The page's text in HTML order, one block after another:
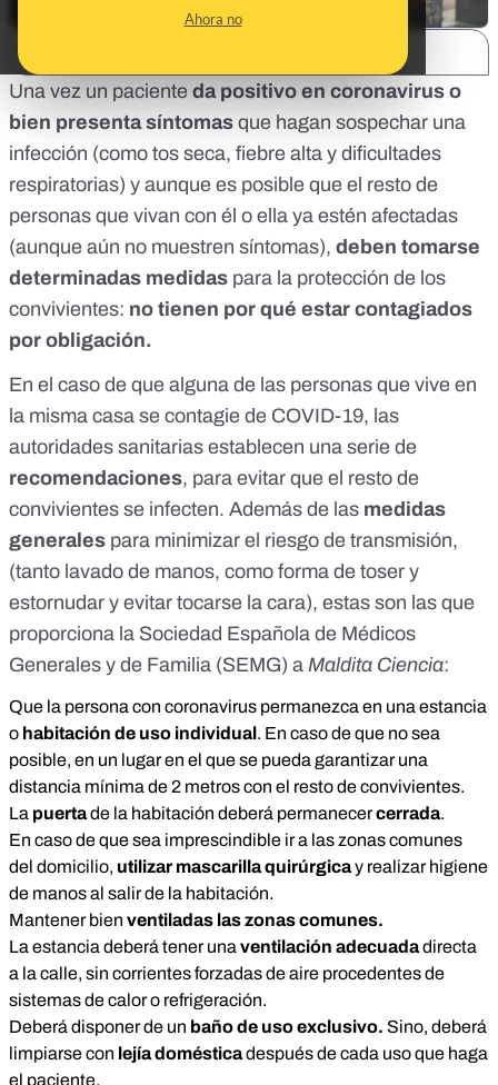
Ahora no
Una vez un paciente da positivo en coronavirus o
bien presenta síntomas que hagan sospechar una
infección (como tos seca, fiebre alta y dificultades
respiratorias) y aunque es posible que el resto de
personas que vivan con él o ella ya estén afectadas
(aunque aún no muestren síntomas), deben tomarse
determinadas medidas para la protección de los
convivientes: no tienen por qué estar contagiados
por obligación.
En el caso de que alguna de las personas que vive en
la misma casa se contagie de COVID-19, las
autoridades sanitarias establecen una serie de
recomendaciones, para evitar que el resto de
convivientes se infecten. Además de las medidas
generales para minimizar el riesgo de transmisión,
(tanto lavado de manos, como forma de toser y
estornudar y evitar tocarse la cara), estas son las que
proporciona la Sociedad Española de Médicos
Generales y de Familia (SEMG) a Maldita Ciencia:
Que la persona con coronavirus permanezca en una estancia
o habitación de uso individual. En caso de que no sea
posible, en un lugar en el que se pueda garantizar una
distancia mínima de 2 metros con el resto de convivientes.
La puertade la habitación deberá permanecercerrada.
En caso de que sea imprescindible ir a las zonas comunes
del domicilio, utilizar mascarilla quirúrgicay realizar higiene
de manos al salir de la habitación.
Mantener bien ventiladas las zonas comunes.
La estancia deberá tener una ventilación adecuadadirecta
a la calle, sin corrientes forzadas de aire procedentes de
sistemas de calor o refrigeración.
Deberá disponer de un baño de uso exclusivo. Sino, deberá
limpiarse con lejía domésticadespués de cada uso que haga
el paciente.